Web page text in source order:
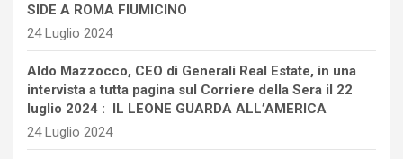
SIDE A ROMA FIUMICINO
24 Luglio 2024
Aldo Mazzocco, CEO di Generali Real Estate, in una
intervista a tutta pagina sul Corriere della Sera il 22
luglio 2024 : IL LEONE GUARDA ALL’AMERICA
24 Luglio 2024